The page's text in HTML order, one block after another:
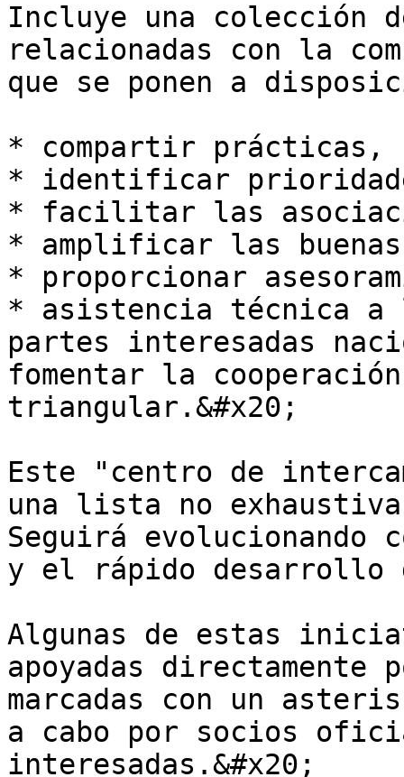
Incluye una colección
relacionadas con la
que se ponen a
* compartir prácticas,
* identificar
* facilitar las
* amplificar las
* proporcionar
* asistencia técnica a
partes interesadas
fomentar la
triangular.&#x20;
Este "centro de
una lista no
Seguirá evolucionando
y el rápido desarrollo
Algunas de estas
apoyadas directamente
marcadas con un
a cabo por socios
interesadas.&#x20;